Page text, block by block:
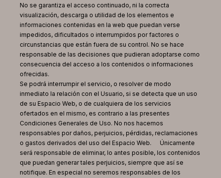
No se garantiza el acceso continuado, ni la correcta
visualización, descarga o utilidad de los elementos e
informaciones contenidas en la web que puedan verse
impedidos, dificultados o interrumpidos por factores o
circunstancias que están fuera de su control. No se hace
responsable de las decisiones que pudieran adoptarse como
consecuencia del acceso a los contenidos o informaciones
ofrecidas.
Se podrá interrumpir el servicio, o resolver de modo
inmediato la relación con el Usuario, si se detecta que un uso
de su Espacio Web, o de cualquiera de los servicios
ofertados en el mismo, es contrario a las presentes
Condiciones Generales de Uso. No nos hacemos
responsables por daños, perjuicios, pérdidas, reclamaciones
o gastos derivados del uso del Espacio Web. Únicamente
será responsable de eliminar, lo antes posible, los contenidos
que puedan generar tales perjuicios, siempre que así se
notifique. En especial no seremos responsables de los